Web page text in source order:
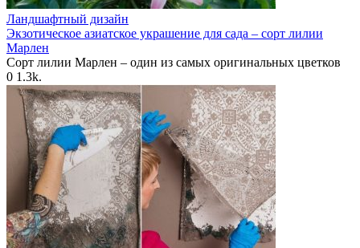
Ландшафтный дизайн
Экзотическое азиатское украшение для сада – сорт лилии
Марлен
Сорт лилии Марлен – один из самых оригинальных цветков
0 1.3k.